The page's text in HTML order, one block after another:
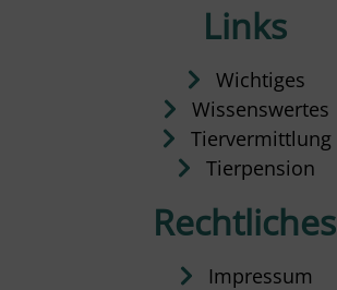
Links
Wichtiges
Wissenswertes
Tiervermittlung
Tierpension
Rechtliches
Impressum